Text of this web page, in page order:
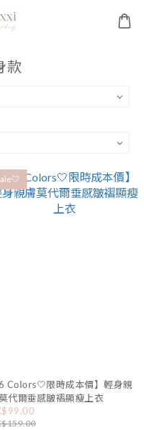
款
6 Colors🤍限時成本價】輕身親
代爾垂感皺褶顯瘦上衣